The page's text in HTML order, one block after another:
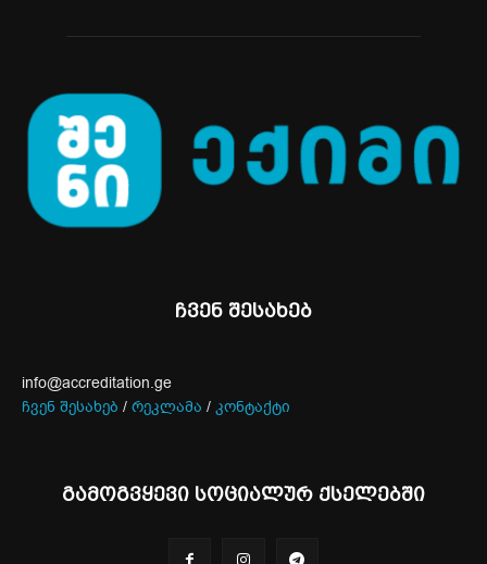
ჩვენ შესახებ
info@accreditation.ge
ჩვენ შესახებ / რეკლამა / კონტაქტი
გამოგვყევი სოციალურ ქსელებში